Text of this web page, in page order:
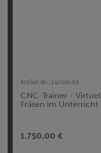
Artikel-Nr.:14000-99
CNC-Trainer -
Fräsen im Unterricht
1.750,00 €